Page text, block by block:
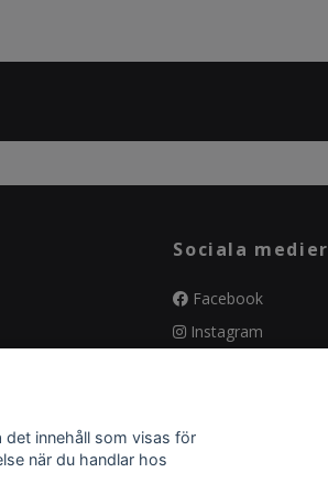
Sociala medier
Facebook
Instagram
innehåll som visas för
när du handlar hos